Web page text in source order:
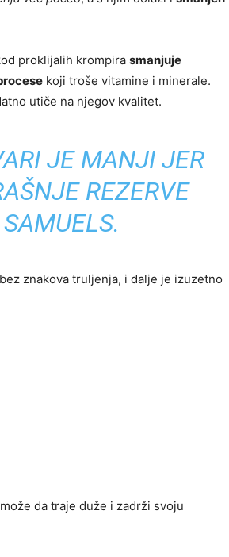
proklijalih krompira smanjuje
koji troše vitamine i minerale.
utiče na njegov kvalitet.
JE MANJI JER
REZERVE
znakova truljenja, i dalje je izuzetno
da traje duže i zadrži svoju